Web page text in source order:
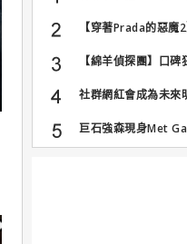
【穿著Prada的惡魔
【綿羊偵探團】口碑
社群網紅會成為未來
巨石強森現身Met
子...